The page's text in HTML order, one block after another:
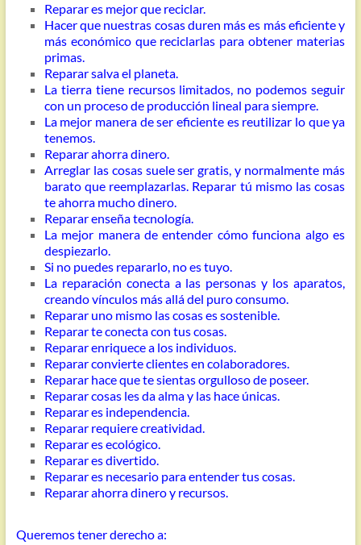
Reparar es mejor que reciclar.
Hacer que nuestras cosas duren más es más eficiente y
más económico que reciclarlas para obtener materias
primas.
Reparar salva el planeta.
La tierra tiene recursos limitados, no podemos seguir
con un proceso de producción lineal para siempre.
La mejor manera de ser eficiente es reutilizar lo que ya
tenemos.
Reparar ahorra dinero.
Arreglar las cosas suele ser gratis, y normalmente más
barato que reemplazarlas. Reparar tú mismo las cosas
te ahorra mucho dinero.
Reparar enseña tecnología.
La mejor manera de entender cómo funciona algo es
despiezarlo.
Si no puedes repararlo, no es tuyo.
La reparación conecta a las personas y los aparatos,
creando vínculos más allá del puro consumo.
Reparar uno mismo las cosas es sostenible.
Reparar te conecta con tus cosas.
Reparar enriquece a los individuos.
Reparar convierte clientes en colaboradores.
Reparar hace que te sientas orgulloso de poseer.
Reparar cosas les da alma y las hace únicas.
Reparar es independencia.
Reparar requiere creatividad.
Reparar es ecológico.
Reparar es divertido.
Reparar es necesario para entender tus cosas.
Reparar ahorra dinero y recursos.
Queremos tener derecho a: